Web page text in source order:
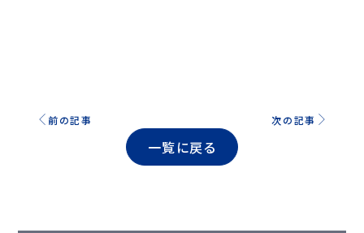
前の記事
一覧に戻る
次の記事